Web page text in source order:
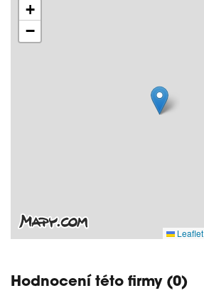
+
−
Leaflet
Hodnocení této firmy (0)